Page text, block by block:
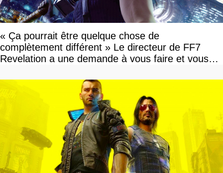
« Ça pourrait être quelque chose de
complètement différent » Le directeur de FF7
Revelation a une demande à vous faire et vous